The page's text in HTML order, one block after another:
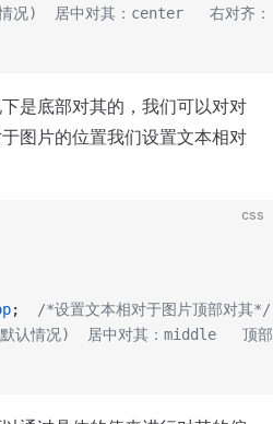
况)  居中对其：center   右对齐
是底部对其的，我们可以对对
图片的位置我们设置文本相对
css
;
/*设置文本相对于图片顶部对其*/
认情况)  居中对其：middle   顶